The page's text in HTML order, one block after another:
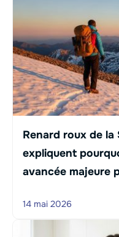
Renard roux de
expliquent
avancée majeure
14 mai 2026